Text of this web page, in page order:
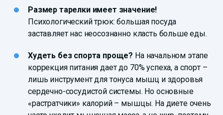
Размер тарелки имеет значение!
Психологический трюк: большая посуда
заставляет нас неосознанно класть больше еды.
Худеть без спорта проще? На начальном этапе
коррекция питания дает до 70% успеха, а спорт –
лишь инструмент для тонуса мышц и здоровья
сердечно-сосудистой системы. Но основные
«растратчики» калорий – мышцы. На диете очень